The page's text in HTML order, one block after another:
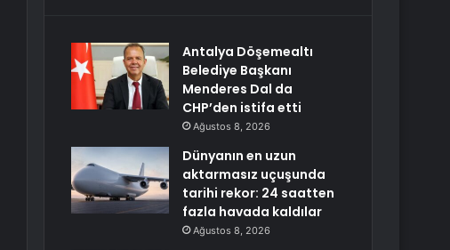
Antalya Döşemealtı
Belediye Başkanı
Menderes Dal da
CHP’den istifa etti
Ağustos 8, 2026
Dünyanın en uzun
aktarmasız uçuşunda
tarihi rekor: 24 saatten
fazla havada kaldılar
Ağustos 8, 2026